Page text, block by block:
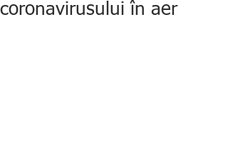
coronavirusului în aer